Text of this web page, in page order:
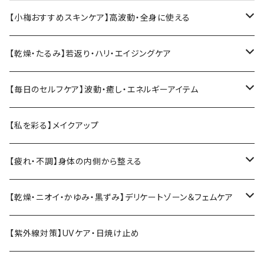
小梅おすすめ基本セット
【小梅おすすめスキンケア】高波動・全身に使える
ソマチットククイ化粧品
ヴィーガンジェル
ククイウォーター・プレミアムウォーター
【乾燥・たるみ】若返り・ハリ・エイジングケア
【Vianne】シリーズ
【KIREI】シリーズ
MarUmi
【毎日のセルフケア】波動・癒し・エネルギーアイテム
テラヘルツ
温活・身体ケア
ブラシ
CBD
バスソルト
【私を彩る】メイクアップ
【疲れ・不調】身体の内側から整える
エラスチン
エクソソームドリンク
【乾燥・ニオイ・かゆみ・黒ずみ】デリケートゾーン＆フェムケア
デリケートゾーン・フェムケア
【紫外線対策】UVケア・日焼け止め